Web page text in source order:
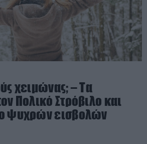
χειμώνας; – Τα
Πολικό Στρόβιλο και
ψυχρών εισβολών